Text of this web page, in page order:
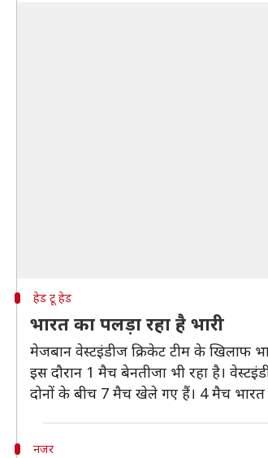
हेड टू हेड
भारत का पलड़ा रहा है भारी
मेजबान वेस्टइंडीज क्रिकेट टीम के खिलाफ
इस दौरान 1 मैच बेनतीजा भी रहा है।
दोनों के बीच 7 मैच खेले गए हैं। 4 मैच
नजर